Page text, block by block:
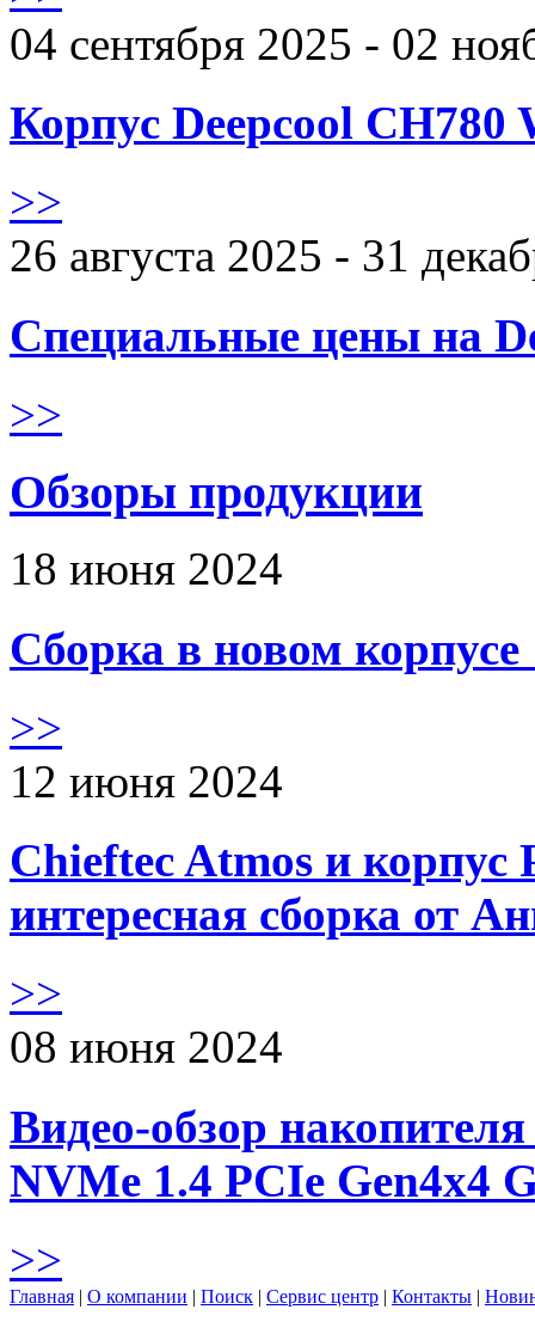
04 сентября 2025 - 02
Корпус Deepcool CH780
>>
26 августа 2025 - 31
Специальные цены на
>>
Обзоры продукции
18 июня 2024
Сборка в новом
>>
12 июня 2024
Chieftec Atmos и корпус
интересная сборка от
>>
08 июня 2024
Видео-обзор
NVMe 1.4 PCIe Gen4х4
>>
Главная | О компании | Поиск | Сервис центр | Контакты |